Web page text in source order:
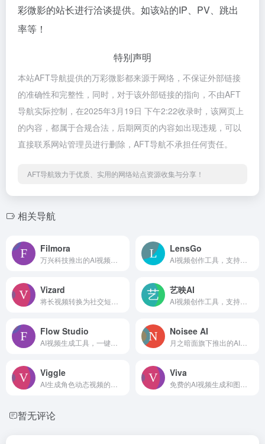
彩微影的站长进行洽谈提供。如该站的IP、PV、跳出
率等！
特别声明
本站AFT导航提供的万彩微影都来源于网络，不保证外部链接
的准确性和完整性，同时，对于该外部链接的指向，不由AFT
导航实际控制，在2025年3月19日 下午2:22收录时，该网页上
的内容，都属于合规合法，后期网页的内容如出现违规，可以
直接联系网站管理员进行删除，AFT导航不承担任何责任。
AFT导航致力于优质、实用的网络站点资源收集与分享！
相关导航
Filmora LensGo
Vizard 艺映AI
Flow Studio Noisee AI
Viggle Viva
暂无评论